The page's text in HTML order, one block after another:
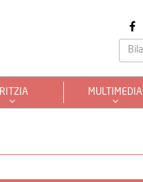
IRITZIA MULTIMEDIA